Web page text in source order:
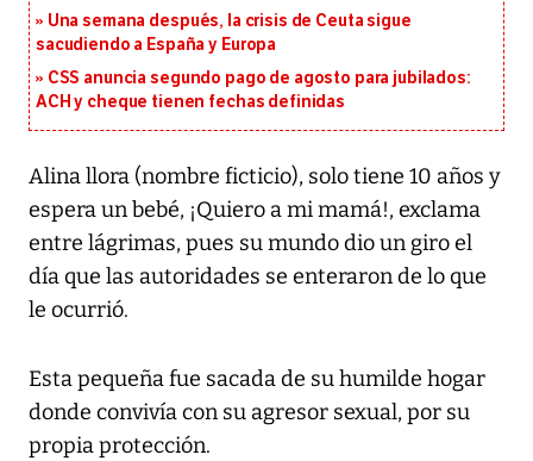
Una semana después, la crisis de Ceuta sigue
sacudiendo a España y Europa
CSS anuncia segundo pago de agosto para jubilados:
ACH y cheque tienen fechas definidas
Alina llora (nombre ficticio), solo tiene 10 años y
espera un bebé, ¡Quiero a mi mamá!, exclama
entre lágrimas, pues su mundo dio un giro el
día que las autoridades se enteraron de lo que
le ocurrió.
Esta pequeña fue sacada de su humilde hogar
donde convivía con su agresor sexual, por su
propia protección.